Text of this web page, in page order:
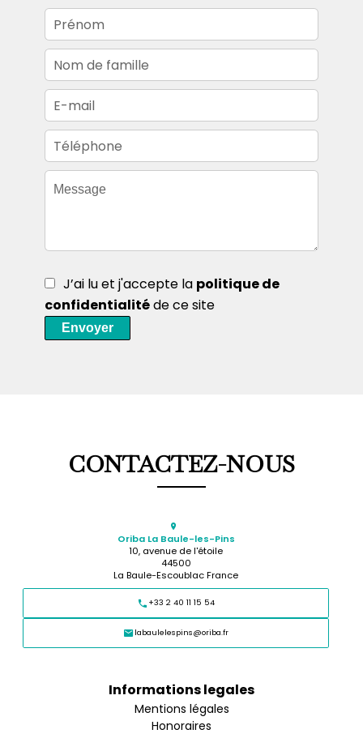
J’ai lu et j'accepte la politique de
confidentialitéde ce site
Envoyer
CONTACTEZ-NOUS
Oriba La Baule-les-Pins
10, avenue de l'étoile
44500
La Baule-Escoublac France
+33 2 40 11 15 54
labaulelespins@oriba.fr
Informations legales
Mentions légales
Honoraires